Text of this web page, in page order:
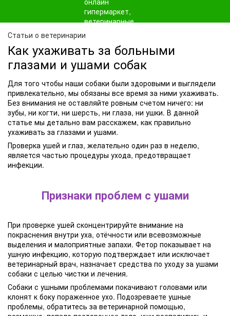
Статьи о ветеринарии
Как ухаживать за больными
глазами и ушами собак
Для того чтобы наши собаки были здоровыми и выглядели
привлекательно, мы обязаны все время за ними ухаживать.
Без внимания не оставляйте ровным счетом ничего: ни
зубы, ни когти, ни шерсть, ни глаза, ни ушки. В данной
статье мы детально вам расскажем, как правильно
ухаживать за глазами и ушами.
Проверка ушей и глаз, желательно один раз в неделю,
является частью процедуры ухода, предотвращает
инфекции.
Признаки проблем с ушами
При проверке ушей сконцентрируйте внимание на
покраснения внутри уха, отёчности или всевозможные
выделения и малоприятные запахи. Фетор показывает на
ушную инфекцию, которую подтверждает или исключает
ветеринарный врач, назначает средства по уходу за ушами
собаки с целью чистки и лечения.
Собаки с ушными проблемами покачивают головами или
клонят к боку пораженное ухо. Подозреваете ушные
проблемы, обратитесь за ветеринарной помощью,